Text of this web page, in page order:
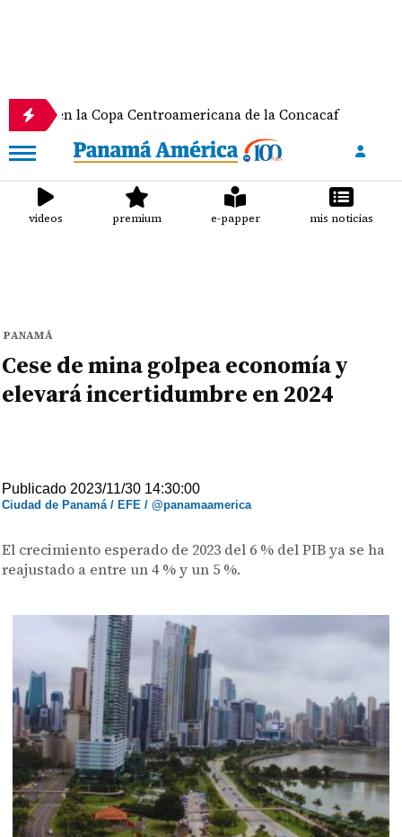
en la Copa Centroamericana de la Concacaf
videos premium e-papper mis noticias
PANAMÁ
Cese de mina golpea economía y
elevará incertidumbre en 2024
Publicado 2023/11/30 14:30:00
Ciudad de Panamá / EFE / @panamaamerica
El crecimiento esperado de 2023 del 6 % del PIB ya se ha
reajustado a entre un 4 % y un 5 %.